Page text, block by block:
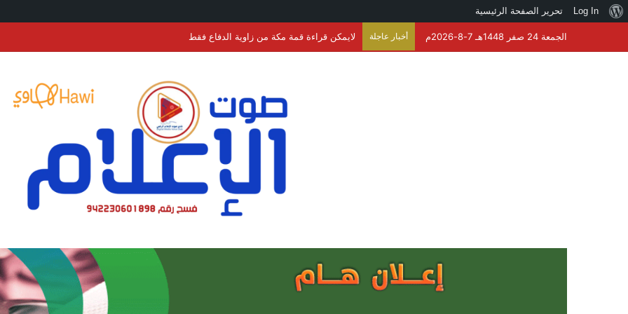
نبذة
ووردبريس
Log In تحرير الصفحة الرئيسية
الجمعة 24 صفر 1448هـ 7-8-2026م أخبار عاجلة